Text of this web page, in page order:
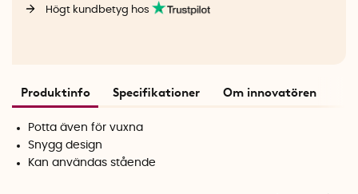
Högt kundbetyg hos
Produktinfo Specifikationer Om innovatören
Potta även för vuxna
Snygg design
Kan användas stående